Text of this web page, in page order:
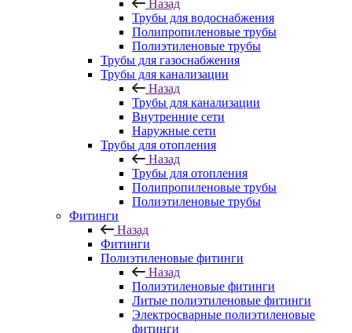
Назад
Трубы для водоснабжения
Полипропиленовые трубы
Полиэтиленовые трубы
Трубы для газоснабжения
Трубы для канализации
Назад
Трубы для канализации
Внутренние сети
Наружные сети
Трубы для отопления
Назад
Трубы для отопления
Полипропиленовые трубы
Полиэтиленовые трубы
Фитинги
Назад
Фитинги
Полиэтиленовые фитинги
Назад
Полиэтиленовые фитинги
Литые полиэтиленовые фитинги
Электросварные полиэтиленовые
фитинги